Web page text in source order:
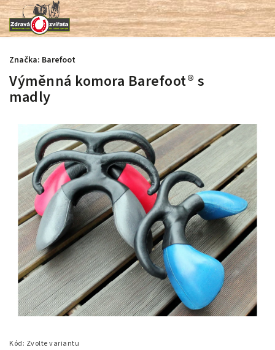
Výměnná komora Barefoot® s
madly
Kód: Zvolte variantu
Značka: Barefoot